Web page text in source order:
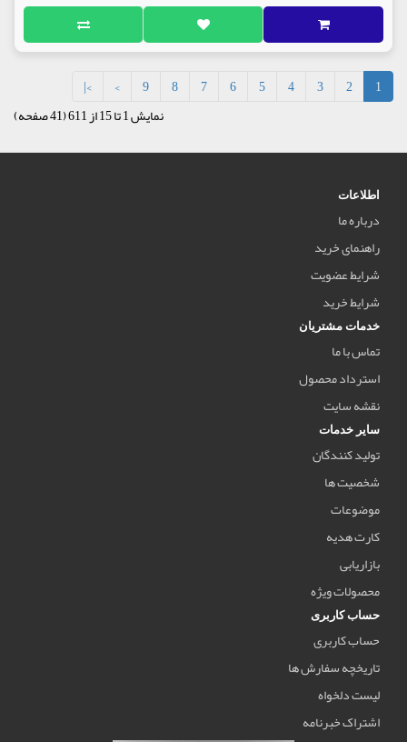
1
2
3
4
5
6
7
8
9
>
>|
نمایش 1 تا 15 از 611 (41 صفحه)
اطلاعات
درباره ما
راهنمای خرید
شرایط عضویت
شرایط خرید
خدمات مشتریان
تماس با ما
استرداد محصول
نقشه سایت
سایر خدمات
تولید کنندگان
شخصیت ها
موضوعات
کارت هدیه
بازاریابی
محصولات ویژه
حساب کاربری
حساب کاربری
تاریخچه سفارش ها
لیست دلخواه
اشتراک خبرنامه